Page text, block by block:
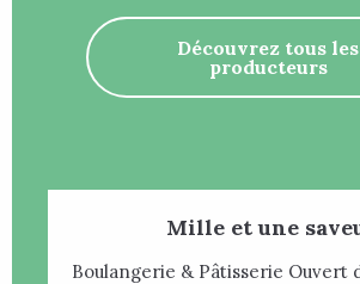
Découvrez tous les
producteurs
Mille et une
Boulangerie & Pâtisserie Ouvert